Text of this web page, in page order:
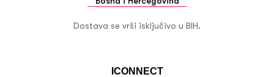
ICONNECT
Dostava se vrši isključivo u BIH.